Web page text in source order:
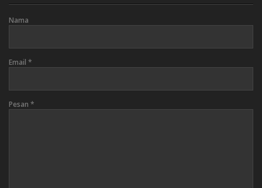
Nama
Email *
Pesan *